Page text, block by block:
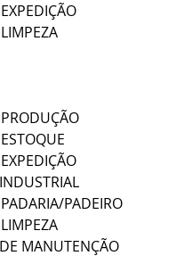
PADEIRO
MANUTENÇÃO